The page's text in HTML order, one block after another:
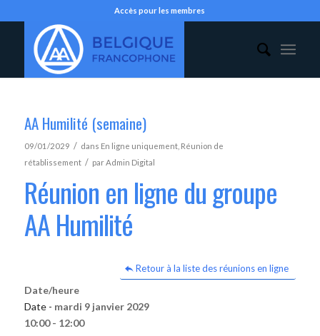
Accès pour les membres
AA Humilité (semaine)
09/01/2029 / dans En ligne uniquement, Réunion de
rétablissement / parAdmin Digital
Réunion en ligne du groupe
AA Humilité
Retour à la liste des réunions en ligne
Date/heure
Date - mardi 9 janvier 2029
10:00 - 12:00